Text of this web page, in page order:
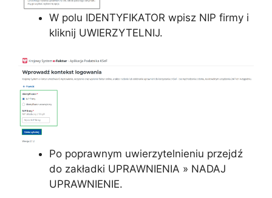
W polu IDENTYFIKATOR wpisz NIP firmy i
kliknij UWIERZYTELNIJ.
Po poprawnym uwierzytelnieniu przejdź
do zakładki UPRAWNIENIA » NADAJ
UPRAWNIENIE.